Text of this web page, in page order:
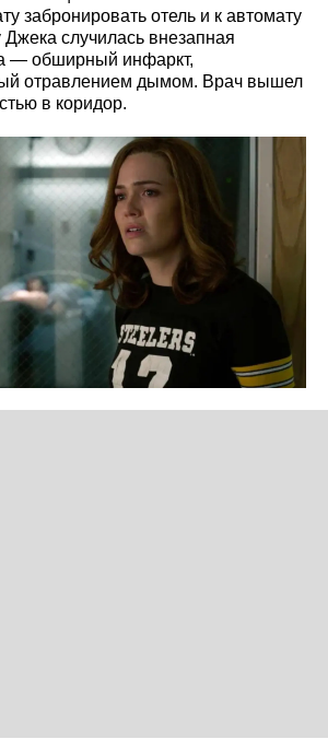
забронировать отель и к автомату
случилась внезапная
— обширный инфаркт,
отравлением дымом. Врач вышел
в коридор.